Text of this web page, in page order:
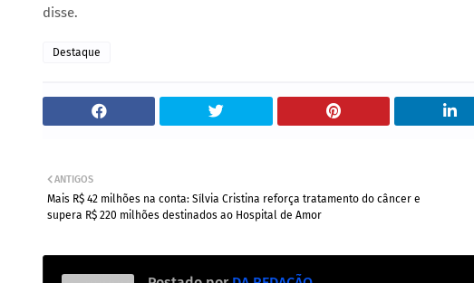
disse.
Destaque
ANTIGOS
Mais R$ 42 milhões na conta: Sílvia Cristina reforça tratamento do câncer e
supera R$ 220 milhões destinados ao Hospital de Amor